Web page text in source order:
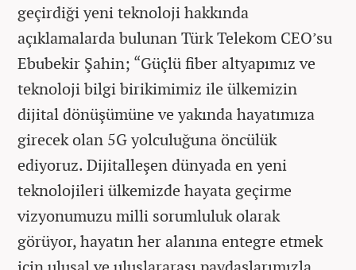
geçirdiği yeni teknoloji hakkında
açıklamalarda bulunan Türk Telekom CEO’su
Ebubekir Şahin; “Güçlü fiber altyapımız ve
teknoloji bilgi birikimimiz ile ülkemizin
dijital dönüşümüne ve yakında hayatımıza
girecek olan 5G yolculuğuna öncülük
ediyoruz. Dijitalleşen dünyada en yeni
teknolojileri ülkemizde hayata geçirme
vizyonumuzu milli sorumluluk olarak
görüyor, hayatın her alanına entegre etmek